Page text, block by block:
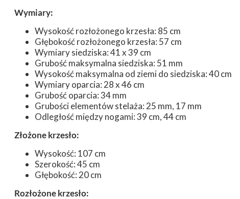
Wymiary:
Wysokość rozłożonego krzesła: 85 cm
Głębokość rozłożonego krzesła: 57 cm
Wymiary siedziska: 41 x 39 cm
Grubość maksymalna siedziska: 51 mm
Wysokość maksymalna od ziemi do siedziska: 40 cm
Wymiary oparcia: 28 x 46 cm
Grubość oparcia: 34 mm
Grubości elementów stelaża: 25 mm, 17 mm
Odległość między nogami: 39 cm, 44 cm
Złożone krzesło:
Wysokość: 107 cm
Szerokość: 45 cm
Głębokość: 20 cm
Rozłożone krzesło: